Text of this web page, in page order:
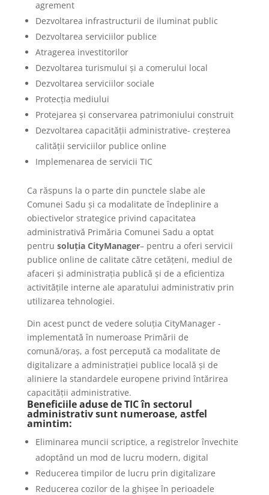
agrement
Dezvoltarea infrastructurii de iluminat public
Dezvoltarea serviciilor publice
Atragerea investitorilor
Dezvoltarea turismului și a comerului local
Dezvoltarea serviciilor sociale
Protecția mediului
Protejarea și conservarea patrimoniului construit
Dezvoltarea capacității administrative- creșterea
calității serviciilor publice online
Implemenarea de servicii TIC
Ca răspuns la o parte din punctele slabe ale
Comunei Sadu și ca modalitate de îndeplinire a
obiectivelor strategice privind capacitatea
administrativă Primăria Comunei Sadu a optat
pentru soluția CityManager– pentru a oferi servicii
publice online de calitate către cetățeni, mediul de
afaceri și administrația publică și de a eficientiza
activitățile interne ale aparatului administrativ prin
utilizarea tehnologiei.
Din acest punct de vedere soluția CityManager -
implementată în numeroase Primării de
comună/oraș, a fost percepută ca modalitate de
digitalizare a administrației publice locală și de
aliniere la standardele europene privind întărirea
capacității administrative.
Beneficiile aduse de TIC în sectorul
administrativ sunt numeroase, astfel
amintim:
Eliminarea muncii scriptice, a registrelor învechite
adoptând un mod de lucru modern, digital
Reducerea timpilor de lucru prin digitalizare
Reducerea cozilor de la ghișee în perioadele